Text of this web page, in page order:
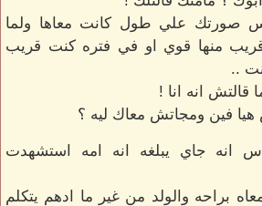
صورتك علي طول كانت معاها ولما
منها قوي او في فتره كنت قريب
..
قالتش انه انا !
فين ومجاتش معاك ليه ؟
انه جاي يبلغه انه امه استشهدت
براحه والولد من غير ما ادهم يتكلم